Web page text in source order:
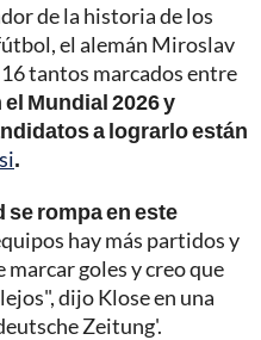
de la historia de los
el alemán Miroslav
tantos marcados entre
Mundial 2026 y
a lograrlo están
.
rompa en este
hay más partidos y
goles y creo que
dijo Klose en una
Zeitung'.